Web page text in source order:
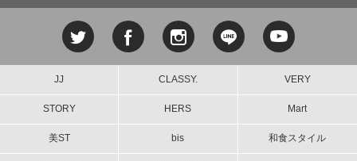
JJ CLASSY. VERY
STORY HERS Mart
美ST bis 和食スタイル